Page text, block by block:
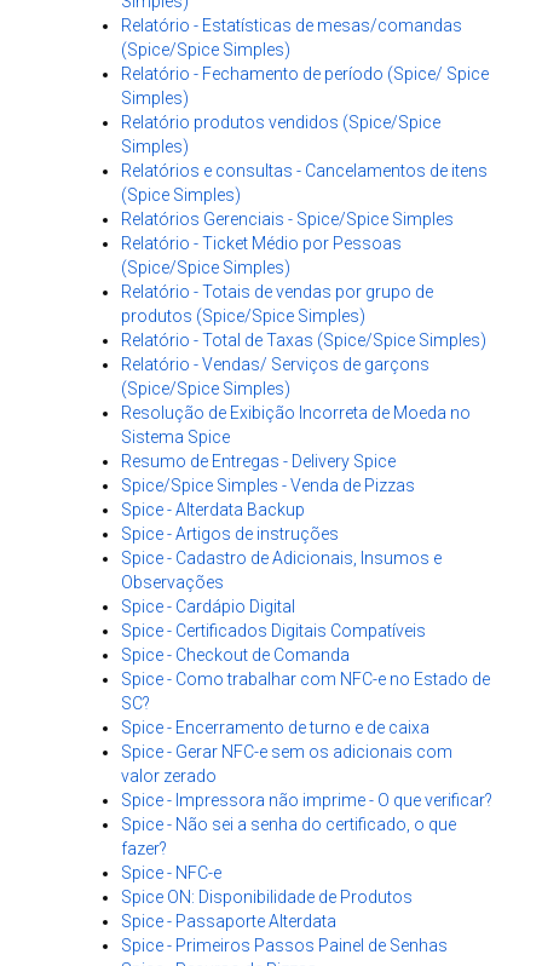
Relatório - Estatísticas de mesas/comandas
(Spice/Spice Simples)
Relatório - Fechamento de período (Spice/ Spice
Simples)
Relatório produtos vendidos (Spice/Spice
Simples)
Relatórios e consultas - Cancelamentos de itens
(Spice Simples)
Relatórios Gerenciais - Spice/Spice Simples
Relatório - Ticket Médio por Pessoas
(Spice/Spice Simples)
Relatório - Totais de vendas por grupo de
produtos (Spice/Spice Simples)
Relatório - Total de Taxas (Spice/Spice Simples)
Relatório - Vendas/ Serviços de garçons
(Spice/Spice Simples)
Resolução de Exibição Incorreta de Moeda no
Sistema Spice
Resumo de Entregas - Delivery Spice
Spice/Spice Simples - Venda de Pizzas
Spice - Alterdata Backup
Spice - Artigos de instruções
Spice - Cadastro de Adicionais, Insumos e
Observações
Spice - Cardápio Digital
Spice - Certificados Digitais Compatíveis
Spice - Checkout de Comanda
Spice - Como trabalhar com NFC-e no Estado de
SC?
Spice - Encerramento de turno e de caixa
Spice - Gerar NFC-e sem os adicionais com
valor zerado
Spice - Impressora não imprime - O que verificar?
Spice - Não sei a senha do certificado, o que
fazer?
Spice - NFC-e
Spice ON: Disponibilidade de Produtos
Spice - Passaporte Alterdata
Spice - Primeiros Passos Painel de Senhas